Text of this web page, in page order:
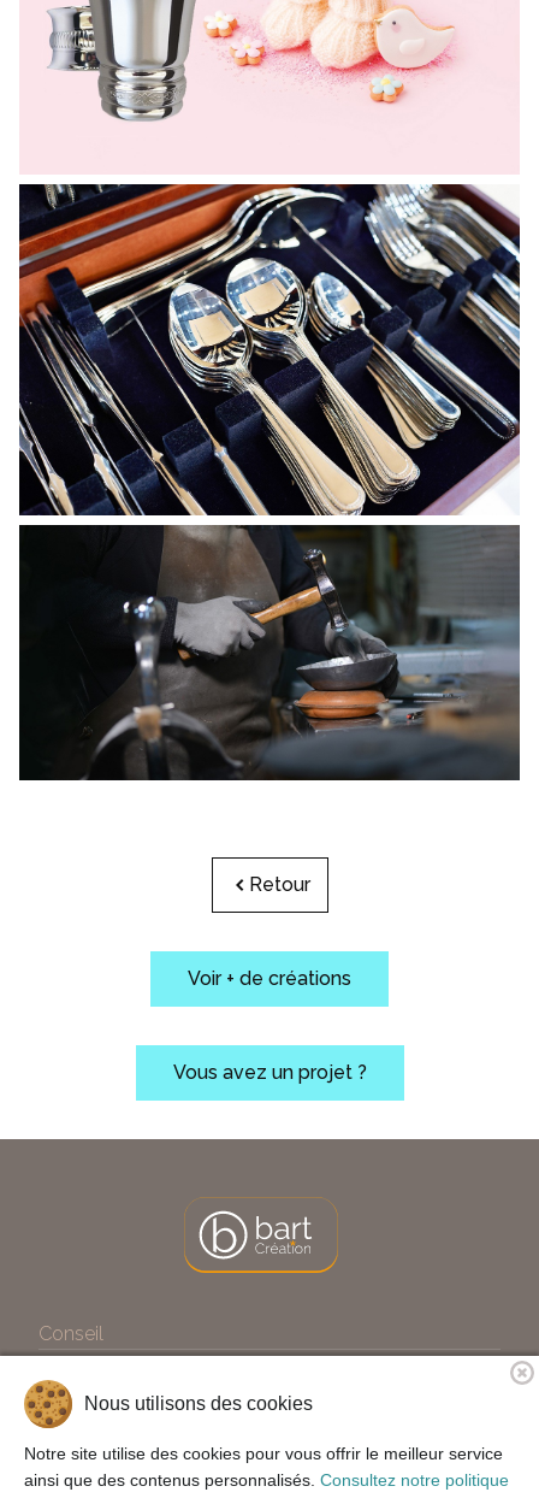
Retour
Voir + de créations
Vous avez un projet ?
Conseil
Expertises
Création
A propos
Contact
Mentions Légales
Nous utilisons des cookies
Notre site utilise des cookies pour vous offrir le meilleur service
ainsi que des contenus personnalisés. Consultez notre politique